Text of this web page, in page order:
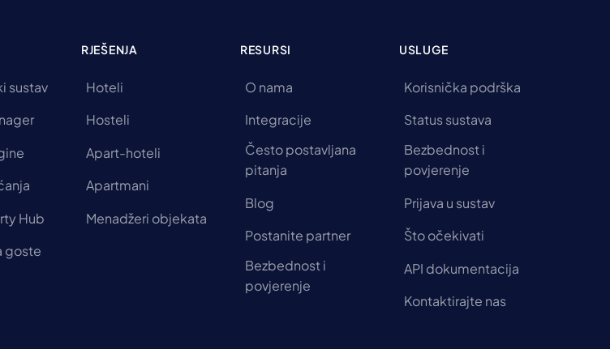
sustav
Hub
goste
RJEŠENJA
Hoteli
Hosteli
Apart-hoteli
Apartmani
Menadžeri objekata
RESURSI
O nama
Integracije
Često postavljana
pitanja
Blog
Postanite partner
Bezbednost i
povjerenje
USLUGE
Korisnička podrška
Status sustava
Bezbednost i
povjerenje
Prijava u sustav
Što očekivati
API dokumentacija
Kontaktirajte nas